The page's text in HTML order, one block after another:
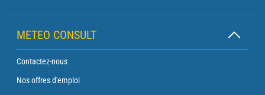
METEO CONSULT
Contactez-nous
Nos offres d'emploi